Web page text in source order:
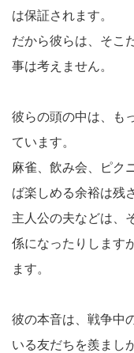
は保証されます。
だから彼らは、そこ
事は考えません。
彼らの頭の中は、も
ています。
麻雀、飲み会、ピク
ば楽しめる余裕は残
主人公の夫などは、
係になったりします
ます。
彼の本音は、戦争中
いる友だちを羨まし